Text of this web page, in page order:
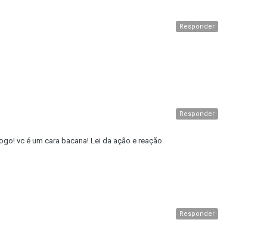
Responder
vc é um cara bacana! Lei da ação e reação.
Responder
Responder